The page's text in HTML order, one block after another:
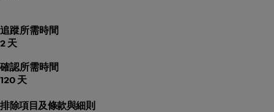
追蹤所需時間
2 天
確認所需時間
120 天
排除項目及條款與細則